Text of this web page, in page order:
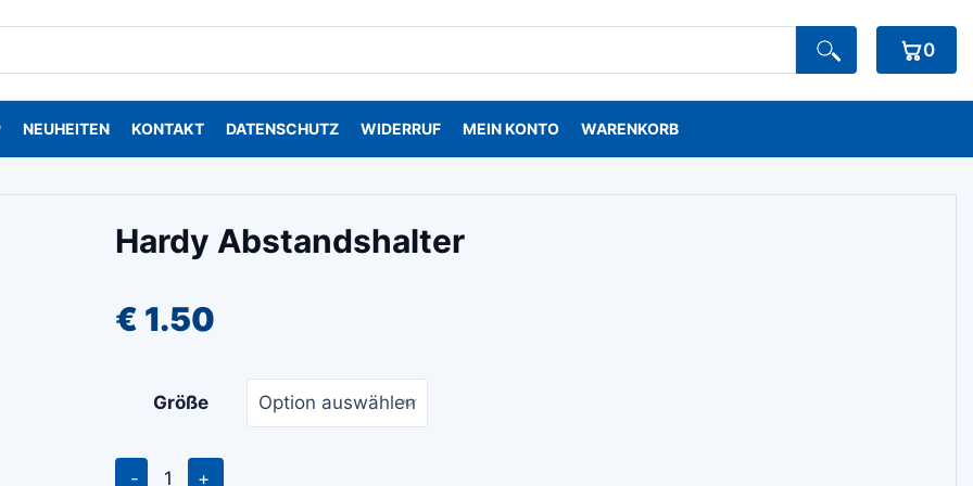
0
NEUHEITEN KONTAKT DATENSCHUTZ WIDERRUF MEIN KONTO WARENKORB
Hardy Abstandshalter
€ 1.50
Größe
Hardy